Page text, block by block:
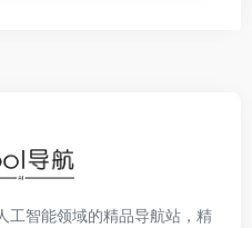
工智能领域的精品导航站，精